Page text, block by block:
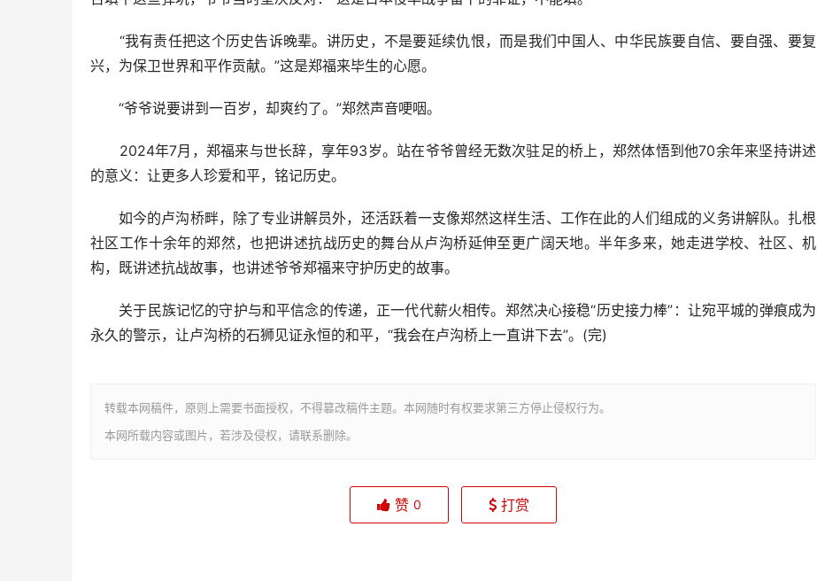
“我有责任把这个历史告诉晚辈。讲历史，不是要延续仇恨，而是我们中国人、中华民族要自信、要自强、要复
兴，为保卫世界和平作贡献。”这是郑福来毕生的心愿。
“爷爷说要讲到一百岁，却爽约了。”郑然声音哽咽。
2024年7月，郑福来与世长辞，享年93岁。站在爷爷曾经无数次驻足的桥上，郑然体悟到他70余年来坚持讲述
的意义：让更多人珍爱和平，铭记历史。
如今的卢沟桥畔，除了专业讲解员外，还活跃着一支像郑然这样生活、工作在此的人们组成的义务讲解队。扎根
社区工作十余年的郑然，也把讲述抗战历史的舞台从卢沟桥延伸至更广阔天地。半年多来，她走进学校、社区、机
构，既讲述抗战故事，也讲述爷爷郑福来守护历史的故事。
关于民族记忆的守护与和平信念的传递，正一代代薪火相传。郑然决心接稳“历史接力棒”：让宛平城的弹痕成为
永久的警示，让卢沟桥的石狮见证永恒的和平，“我会在卢沟桥上一直讲下去”。(完)
转载本网稿件，原则上需要书面授权，不得篡改稿件主题。本网随时有权要求第三方停止侵权行为。
本网所载内容或图片，若涉及侵权，请联系删除。
赞 0 打赏